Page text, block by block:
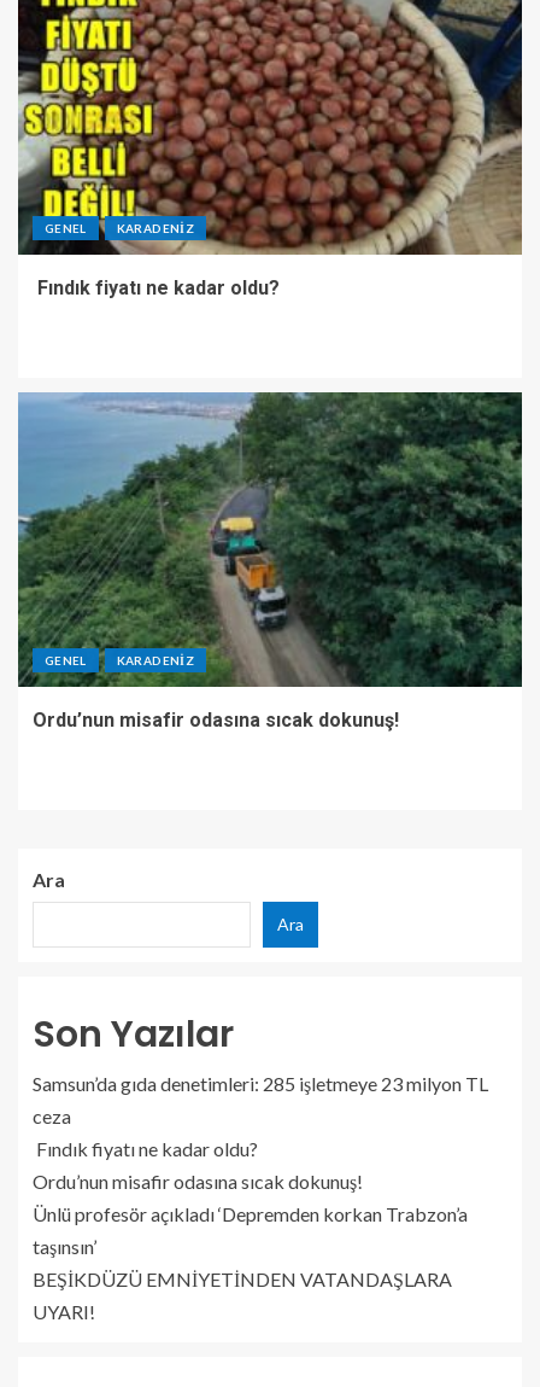
GENEL KARADENIZ
Fındık fiyatı ne kadar oldu?
GENEL KARADENIZ
Ordu’nun misafir odasına sıcak dokunuş!
Ara
Ara
Son Yazılar
Samsun’da gıda denetimleri: 285 işletmeye 23 milyon TL
ceza
Fındık fiyatı ne kadar oldu?
Ordu’nun misafir odasına sıcak dokunuş!
Ünlü profesör açıkladı ‘Depremden korkan Trabzon’a
taşınsın’
BEŞİKDÜZÜ EMNİYETİNDEN VATANDAŞLARA
UYARI!